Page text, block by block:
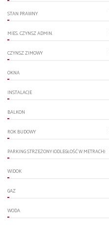
STAN PRAWNY
MIES. CZYNSZ ADMIN.
CZYNSZ ZIMOWY
OKNA
INSTALACJE
BALKON
ROK BUDOWY
PARKING STRZEŻONY (ODLEGŁOŚĆ W METRACH)
WIDOK
GAZ
WODA